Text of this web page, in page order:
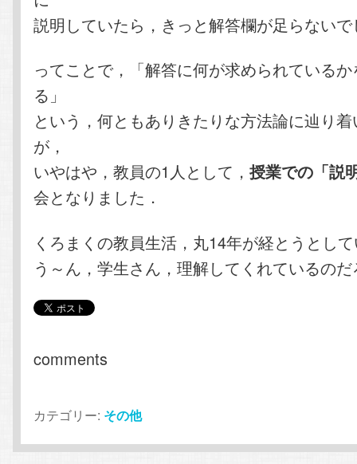
説明していたら，きっと解答欄が足らない
ってことで，「解答に何が求められている
る」
という，何ともありきたりな方法論に辿り
が，
いやはや，教員の1人として，授業での「説
会となりました．
くろまくの教員生活，丸14年が経とうとし
う～ん，学生さん，理解してくれているの
comments
カテゴリー: その他